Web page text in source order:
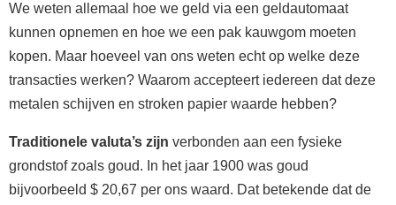
We weten allemaal hoe we geld via een geldautomaat
kunnen opnemen en hoe we een pak kauwgom moeten
kopen. Maar hoeveel van ons weten echt op welke deze
transacties werken? Waarom accepteert iedereen dat deze
metalen schijven en stroken papier waarde hebben?
Traditionele valuta’s zijn verbonden aan een fysieke
grondstof zoals goud. In het jaar 1900 was goud
bijvoorbeeld $ 20,67 per ons waard. Dat betekende dat de